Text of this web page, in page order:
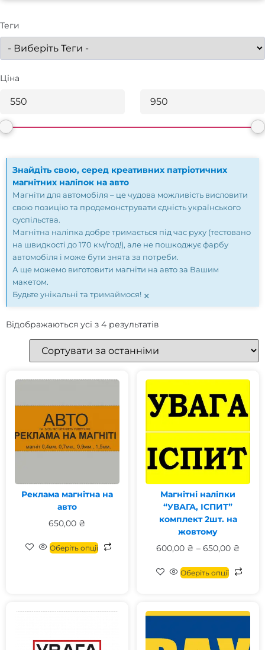
Теги
Ціна
Знайдіть свою, серед креативних патріотичних
магнітних наліпок на авто
Магніти для автомобіля – це чудова можливість висловити
свою позицію та продемонструвати єдність українського
суспільства.
Магнітна наліпка добре тримається під час руху (тестовано
на швидкості до 170 км/год!), але не пошкоджує фарбу
автомобіля і може бути знята за потреби.
А ще можемо виготовити магніти на авто за Вашим
макетом.
Будьте унікальні та тримаймося! ×
Відображаються усі з 4 результатів
Реклама магнітна на
авто
650,00 ₴
Оберіть опції
Магнітні наліпки
“УВАГА, ІСПИТ”
комплект 2шт. на
жовтому
600,00 ₴ – 650,00 ₴
Оберіть опції